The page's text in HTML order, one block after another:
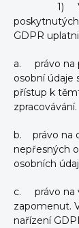
1) V
GDPR
a. právo na
osobní údaje
přístup k
zpracovávání.
b. právo na
nepřesných
osobních
c. právo na
zapomenut.
nařízení